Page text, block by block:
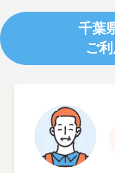
千葉
ご